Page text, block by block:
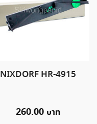
NIXDORF HR-4915
260.00